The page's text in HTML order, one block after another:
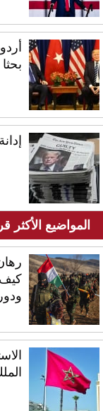
المواضيع الأكثر